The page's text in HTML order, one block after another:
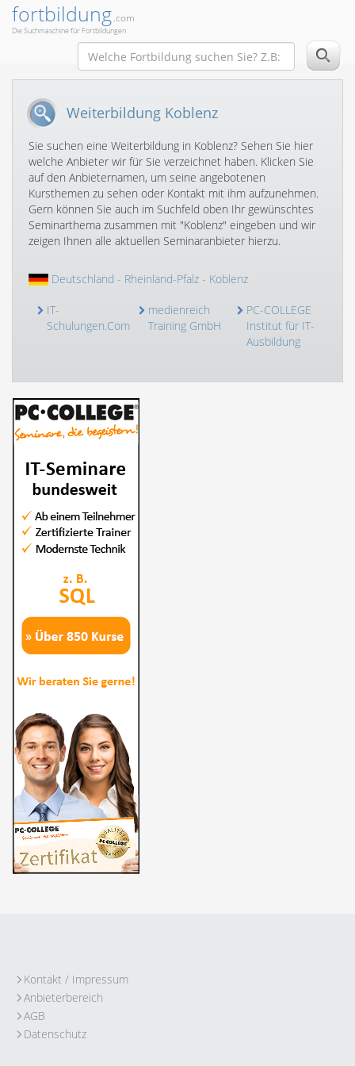
fortbildung.com
Die Suchmaschine für Fortbildungen
Weiterbildung Koblenz
Sie suchen eine Weiterbildung in Koblenz? Sehen Sie hier
welche Anbieter wir für Sie verzeichnet haben. Klicken Sie
auf den Anbieternamen, um seine angebotenen
Kursthemen zu sehen oder Kontakt mit ihm aufzunehmen.
Gern können Sie auch im Suchfeld oben Ihr gewünschtes
Seminarthema zusammen mit "Koblenz" eingeben und wir
zeigen Ihnen alle aktuellen Seminaranbieter hierzu.
Deutschland - Rheinland-Pfalz - Koblenz
IT-
Schulungen.Com
medienreich
Training GmbH
PC-COLLEGE
Institut für IT-
Ausbildung
Kontakt / Impressum
Anbieterbereich
AGB
Datenschutz